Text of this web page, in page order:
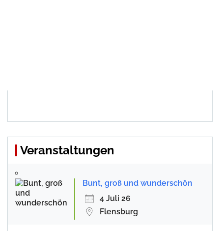
Veranstaltungen
Bunt, groß und wunderschön
4 Juli 26
Flensburg